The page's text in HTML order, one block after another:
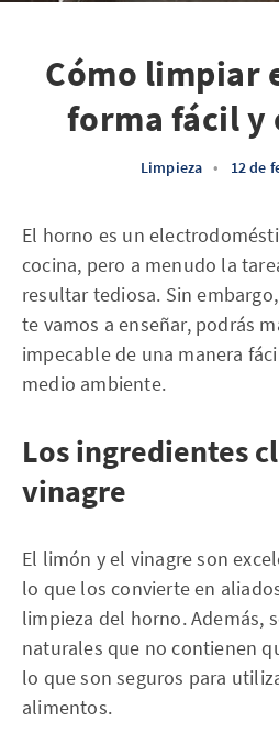
Cómo limpiar
forma fácil y
Limpieza • 12 de
El horno es un
cocina, pero a menudo la
resultar tediosa. Sin
te vamos a enseñar, podrás
impecable de una manera
medio ambiente.
Los ingredientes
vinagre
El limón y el vinagre son
lo que los convierte en
limpieza del horno. Además,
naturales que no contienen
lo que son seguros para
alimentos.